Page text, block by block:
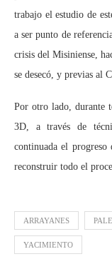
trabajo el estudio de
a ser punto de
crisis del Misiniense,
se desecó, y previas al
Por otro lado, durante
3D, a través de
continuada el
reconstruir todo el
ARRAYANES
YACIMIENTO